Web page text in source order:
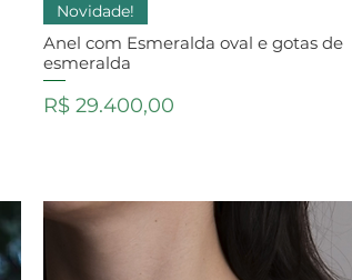
Novidade!
Anel com Esmeralda oval e gotas de
esmeralda
Preço
R$ 29.400,00